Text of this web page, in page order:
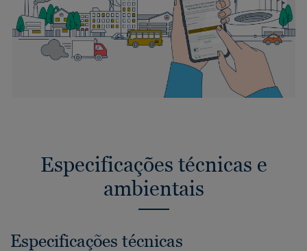
Especificações técnicas e
ambientais
Especificações técnicas